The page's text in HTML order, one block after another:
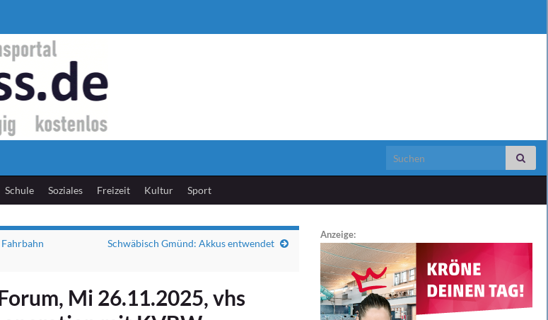
Search for:
Schule Soziales Freizeit Kultur Sport
Schwäbisch Gmünd: Akkus entwendet
Mi 26.11.2025, vhs
Anzeige: